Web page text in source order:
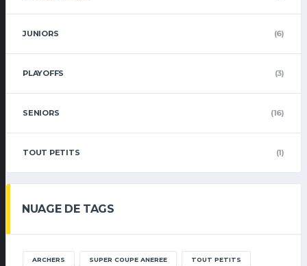
JUNIORS (6)
PLAYOFFS (3)
SENIORS (16)
TOUT PETITS (1)
NUAGE DE TAGS
ARCHERS SUPER COUPE ANEREE TOUT PETITS